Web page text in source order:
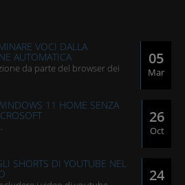
05
Mar
VOCI DALLA
AUTOMATICA
da parte del browser dei
26
Oct
11 HOME SENZA
24
SHORTS DI YOUTUBE NEL